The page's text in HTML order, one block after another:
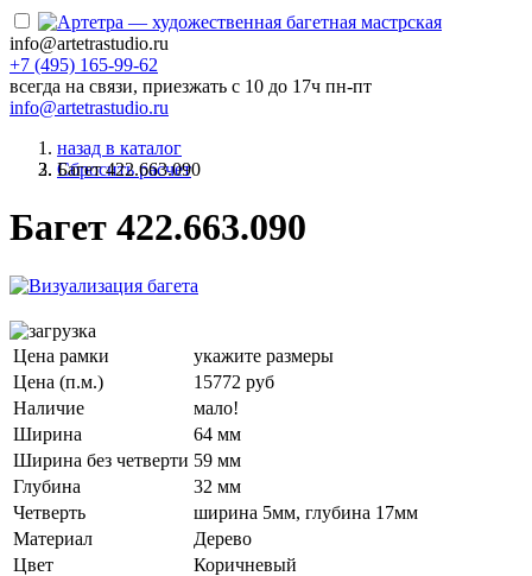
info@artetrastudio.ru
+7 (495) 165-99-62
всегда на связи, приезжать c 10 до 17ч пн-пт
info@artetrastudio.ru
назад в каталог
Багет 422.663.090
Сбросить расчет
Багет 422.663.090
Цена рамки
укажите размеры
Цена (п.м.)
15772 руб
Наличие
мало!
Ширина
64 мм
Ширина без четверти 59 мм
Глубина
32 мм
Четверть
ширина 5мм, глубина 17мм
Материал
Дерево
Цвет
Коричневый